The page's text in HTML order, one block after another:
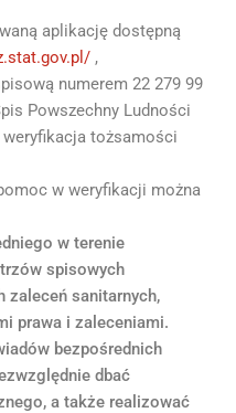
aplikację dostępną
,
numerem 22 279 99
Powszechny Ludności
tożsamości
w weryfikacji można
w terenie
spisowych
zaleceń sanitarnych,
prawa i zaleceniami.
bezpośrednich
dbać
a także realizować